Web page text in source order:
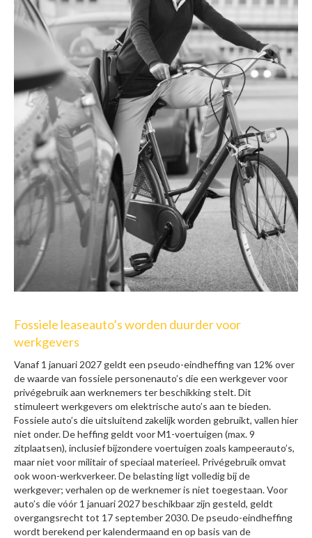
Fossiele leaseauto’s worden duurder voor
werkgevers
Vanaf 1 januari 2027 geldt een pseudo-eindheffing van 12% over
de waarde van fossiele personenauto’s die een werkgever voor
privégebruik aan werknemers ter beschikking stelt. Dit
stimuleert werkgevers om elektrische auto’s aan te bieden.
Fossiele auto’s die uitsluitend zakelijk worden gebruikt, vallen hier
niet onder. De heffing geldt voor M1-voertuigen (max. 9
zitplaatsen), inclusief bijzondere voertuigen zoals kampeerauto’s,
maar niet voor militair of speciaal materieel. Privégebruik omvat
ook woon-werkverkeer. De belasting ligt volledig bij de
werkgever; verhalen op de werknemer is niet toegestaan. Voor
auto’s die vóór 1 januari 2027 beschikbaar zijn gesteld, geldt
overgangsrecht tot 17 september 2030. De pseudo-eindheffing
wordt berekend per kalendermaand en op basis van de